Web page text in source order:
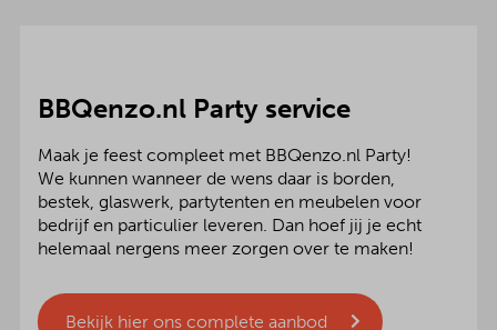
BBQenzo.nl Party service
Maak je feest compleet met BBQenzo.nl Party!
We kunnen wanneer de wens daar is borden,
bestek, glaswerk, partytenten en meubelen voor
bedrijf en particulier leveren. Dan hoef jij je echt
helemaal nergens meer zorgen over te maken!
Bekijk hier ons complete aanbod